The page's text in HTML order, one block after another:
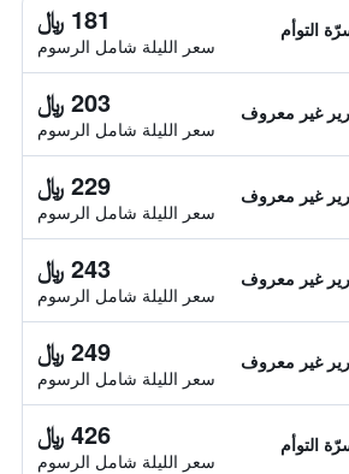
181 ﷼
سعر الليلة شامل الرسوم
غير معروف 203 ﷼
سعر الليلة شامل الرسوم
غير معروف 229 ﷼
سعر الليلة شامل الرسوم
غير معروف 243 ﷼
سعر الليلة شامل الرسوم
غير معروف 249 ﷼
سعر الليلة شامل الرسوم
426 ﷼
سعر الليلة شامل الرسوم